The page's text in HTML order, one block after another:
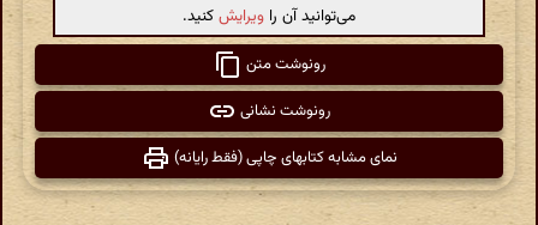
می‌توانید آن را ویرایشکنید.
رونوشت متن
رونوشت نشانی
نمای مشابه کتابهای چاپی (فقط رایانه)